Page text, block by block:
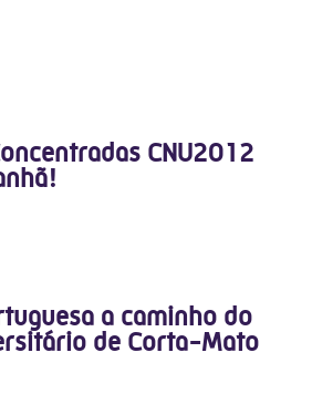
CNU2012
a caminho do
de Corta-Mato